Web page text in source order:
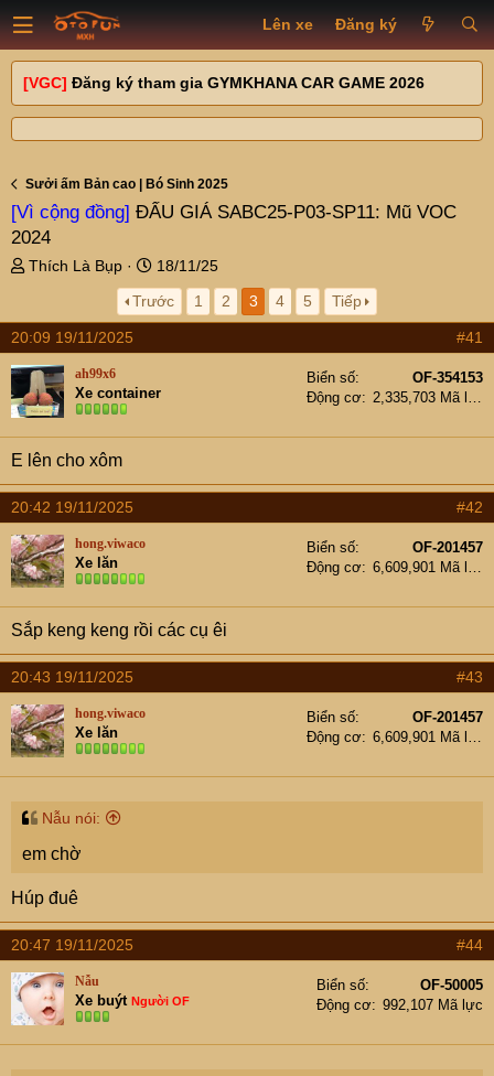
Lên xe Đăng ký
[VGC] Đăng ký tham gia GYMKHANA CAR GAME 2026
Sưởi ấm Bản cao | Bó Sinh 2025
[Vì cộng đồng] ĐẤU GIÁ SABC25-P03-SP11: Mũ VOC
2024
T
e
a
d
s
t
r
e
r
Thích Là Bụp
N
g
à
y
i
18/11/25
Trước
1 2 3 4 5 Tiếp
20:09 19/11/2025 #41
ah99x6
Xe container
Biển số
OF-354153
Động cơ
2,335,703 Mã lực
E lên cho xôm
20:42 19/11/2025 #42
hong.viwaco
Xe lăn
Biển số
OF-201457
Động cơ
6,609,901 Mã lực
Sắp keng keng rồi các cụ êi
20:43 19/11/2025 #43
hong.viwaco
Xe lăn
Biển số
OF-201457
Động cơ
6,609,901 Mã lực
Nẫu nói:
em chờ
Húp đuê
20:47 19/11/2025 #44
Nẫu
Xe buýt Người OF
Biển số
OF-50005
Động cơ
992,107 Mã lực